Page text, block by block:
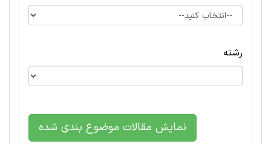
رشته
نمایش مقالات موضوع بندی شده